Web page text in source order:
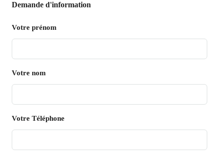
Demande d'information
Votre prénom
Votre nom
Votre Téléphone